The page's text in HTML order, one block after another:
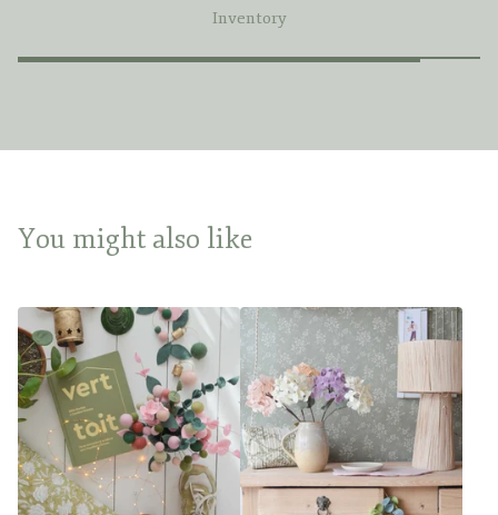
Inventory
You might also like